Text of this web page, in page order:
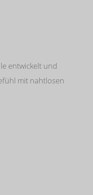
entwickelt und
mit nahtlosen